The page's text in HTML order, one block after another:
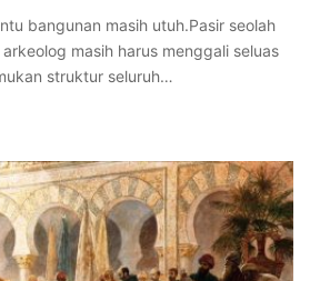
bangunan masih utuh.Pasir seolah
masih harus menggali seluas
struktur seluruh…